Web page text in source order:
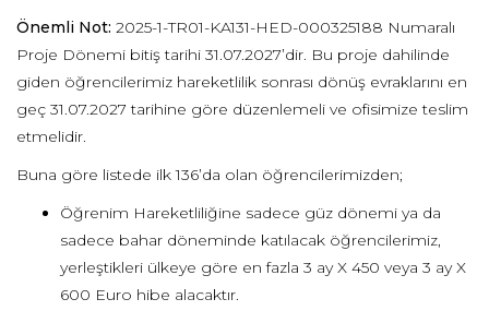
Önemli Not: 2025-1-TR01-KA131-HED-000325188 Numaralı
Proje Dönemi bitiş tarihi 31.07.2027’dir. Bu proje dahilinde
giden öğrencilerimiz hareketlilik sonrası dönüş evraklarını en
geç 31.07.2027 tarihine göre düzenlemeli ve ofisimize teslim
etmelidir.
Buna göre listede ilk 136’da olan öğrencilerimizden;
Öğrenim Hareketliliğine sadece güz dönemi ya da
sadece bahar döneminde katılacak öğrencilerimiz,
yerleştikleri ülkeye göre en fazla 3 ay X 450 veya 3 ay X
600 Euro hibe alacaktır.